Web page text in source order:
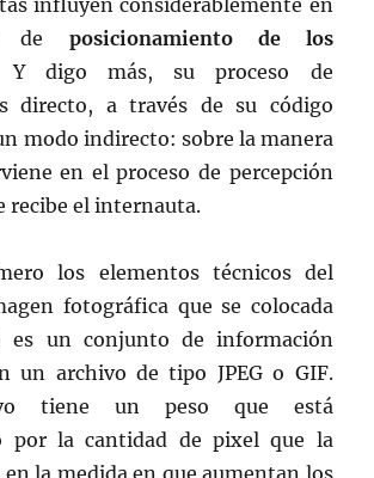
de posicionamiento de los
digo más, su proceso de
directo, a través de su código
modo indirecto: sobre la manera
en el proceso de percepción
recibe el internauta.
los elementos técnicos del
fotográfica que se colocada
es un conjunto de información
un archivo de tipo JPEG o GIF.
tiene un peso que está
por la cantidad de pixel que la
la medida en que aumentan los